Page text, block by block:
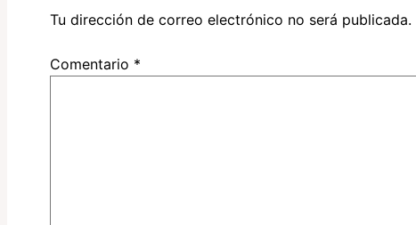
Tu dirección de correo electrónico no será publicada.
Comentario *